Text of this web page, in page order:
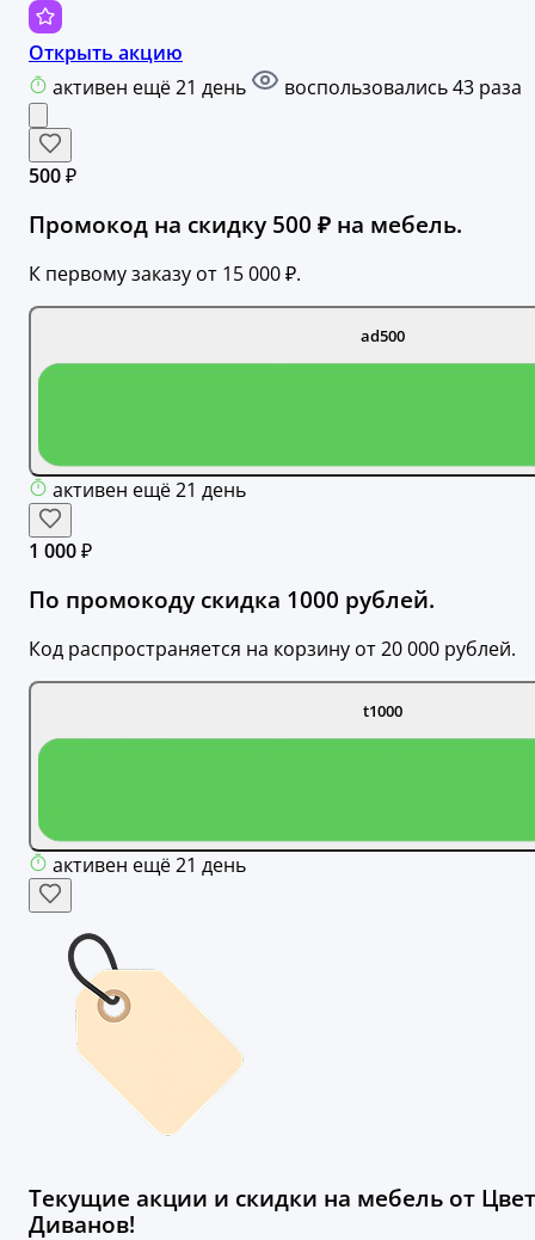
Открыть акцию
активен ещё 21 день
воспользовались 43 раза
500 ₽
Промокод на скидку 500 ₽ на мебель.
К первому заказу от 15 000 ₽.
ad500
активен ещё 21 день
1 000 ₽
По промокоду скидка 1000 рублей.
Код распространяется на корзину от 20 000 рублей.
t1000
активен ещё 21 день
Текущие акции и скидки на мебель от Цвет
Диванов!